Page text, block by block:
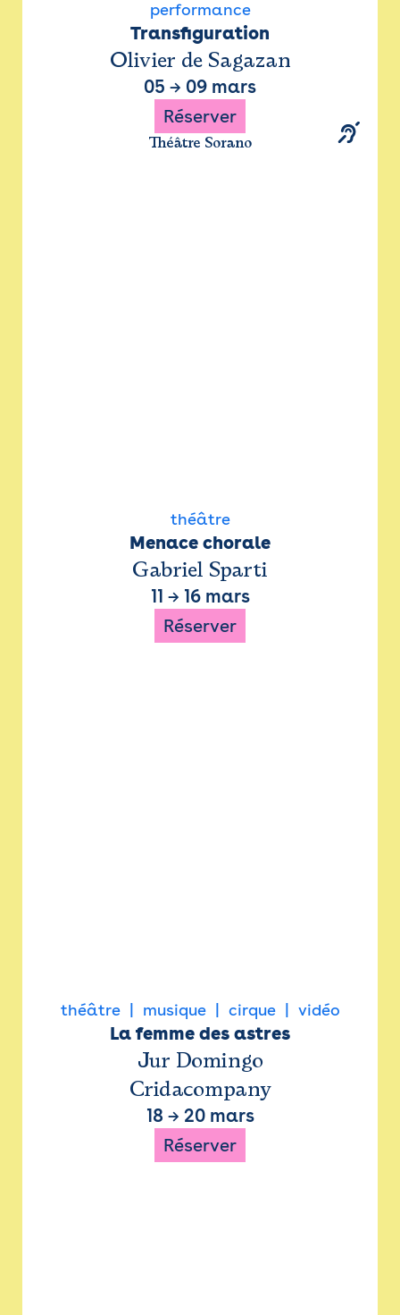
performance
Transfiguration
Olivier de Sagazan
05 → 09 mars
Réserver
Théâtre Sorano
théâtre
Menace chorale
Gabriel Sparti
11 → 16 mars
Réserver
théâtre musique cirque vidéo
La femme des astres
Jur Domingo
Cridacompany
18 → 20 mars
Réserver